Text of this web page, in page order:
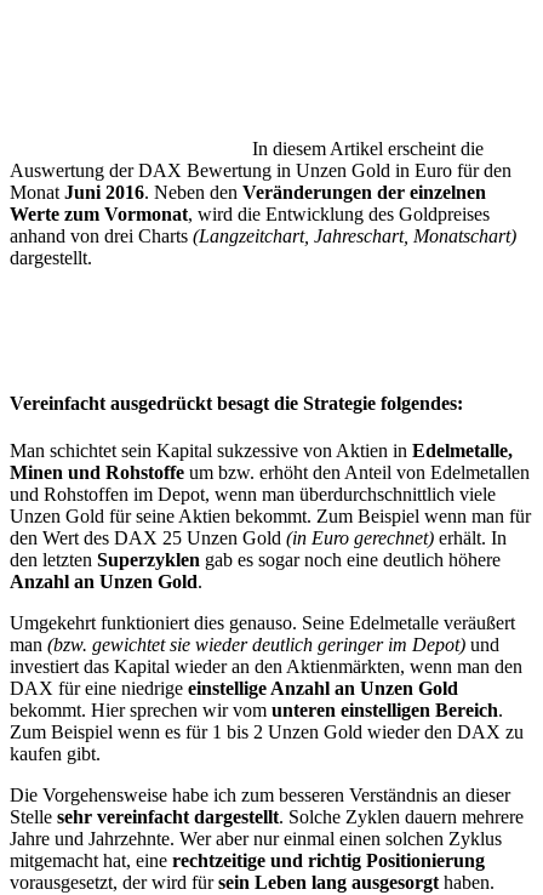
In diesem Artikel erscheint die
Auswertung der DAX Bewertung in Unzen Gold in Euro für den
Monat Juni 2016. Neben den Veränderungen der einzelnen
Werte zum Vormonat, wird die Entwicklung des Goldpreises
anhand von drei Charts (Langzeitchart, Jahreschart, Monatschart)
dargestellt.
Vereinfacht ausgedrückt besagt die Strategie folgendes:
Man schichtet sein Kapital sukzessive von Aktien in Edelmetalle,
Minen und Rohstoffe um bzw. erhöht den Anteil von Edelmetallen
und Rohstoffen im Depot, wenn man überdurchschnittlich viele
Unzen Gold für seine Aktien bekommt. Zum Beispiel wenn man für
den Wert des DAX 25 Unzen Gold (in Euro gerechnet) erhält. In
den letzten Superzyklen gab es sogar noch eine deutlich höhere
Anzahl an Unzen Gold.
Umgekehrt funktioniert dies genauso. Seine Edelmetalle veräußert
man (bzw. gewichtet sie wieder deutlich geringer im Depot) und
investiert das Kapital wieder an den Aktienmärkten, wenn man den
DAX für eine niedrige einstellige Anzahl an Unzen Gold
bekommt. Hier sprechen wir vom unteren einstelligen Bereich.
Zum Beispiel wenn es für 1 bis 2 Unzen Gold wieder den DAX zu
kaufen gibt.
Die Vorgehensweise habe ich zum besseren Verständnis an dieser
Stelle sehr vereinfacht dargestellt. Solche Zyklen dauern mehrere
Jahre und Jahrzehnte. Wer aber nur einmal einen solchen Zyklus
mitgemacht hat, eine rechtzeitige und richtig Positionierung
vorausgesetzt, der wird fürsein Leben lang ausgesorgt haben.